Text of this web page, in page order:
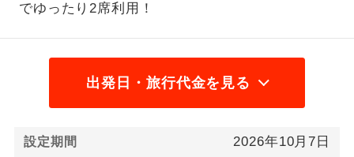
でゆったり2席利用！
出発日・旅行代金を見る
設定期間 2026年10月7日
す。
年齢制限あり
です。
画にとても便利です。